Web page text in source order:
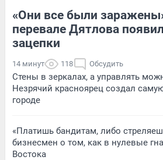
«Они все были
перевале Дятлова
зацепки
14 минут 118 Обсудить
Стены в зеркалах, а управлять
Незрячий красноярец создал
городе
«Платишь бандитам, либо
бизнесмен о том, как в нулевые
Востока